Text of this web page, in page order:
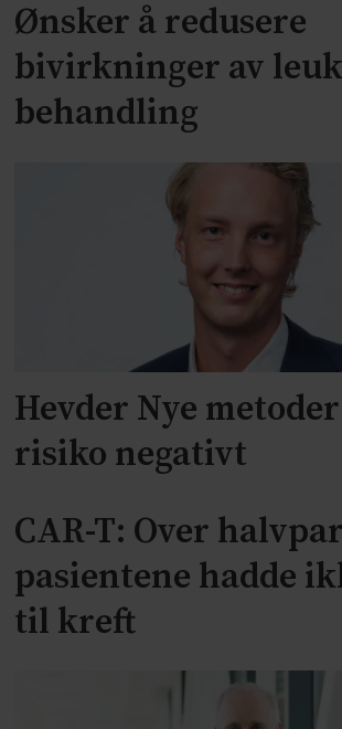
Ønsker å redusere
bivirkninger av
behandling
Hevder Nye
risiko negativt
CAR-T: Over
pasientene hadde
til kreft